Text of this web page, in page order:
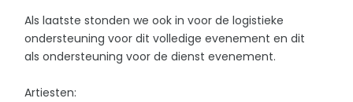
Als laatste stonden we ook in voor de logistieke
ondersteuning voor dit volledige evenement en dit
als ondersteuning voor de dienst evenement.
Artiesten: